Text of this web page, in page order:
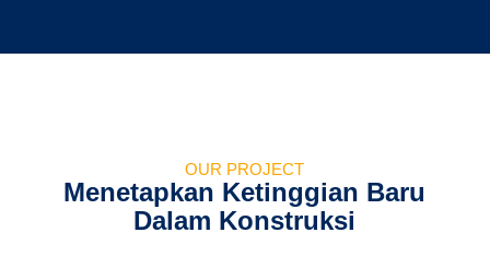
OUR PROJECT
Menetapkan Ketinggian Baru
Dalam Konstruksi